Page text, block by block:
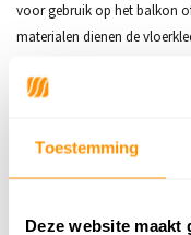
Toestemming
Deze website maakt
voor gebruik op het balkon
materialen dienen de
Productspecificaties